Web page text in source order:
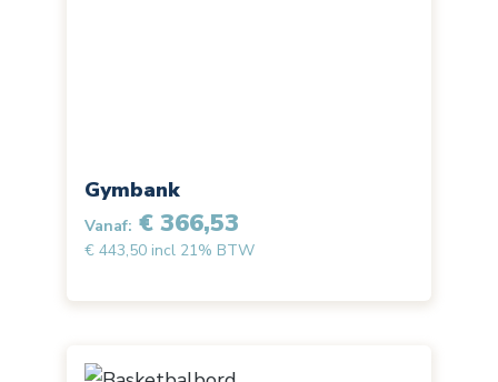
Gymbank
Vanaf: € 366,53
€ 443,50 incl 21% BTW